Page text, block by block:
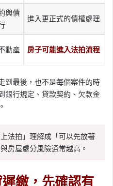
與債
進入更正式的債權處理
動產 房子可能進入法拍流程
到最後，也不是每個案件的時
銀行規定、貸款契約、欠款金
法拍」理解成「可以先放著
房屋處分風險通常越高。
繳，先確認有